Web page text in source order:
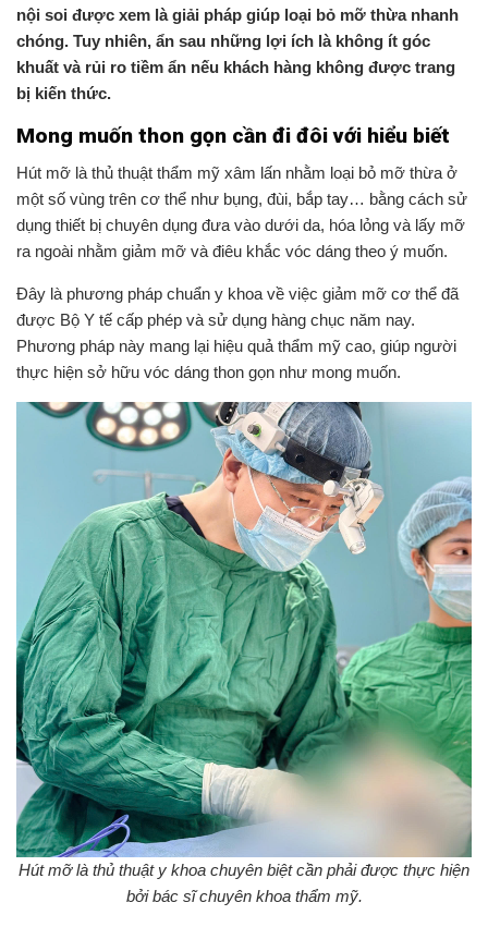
nội soi được xem là giải pháp giúp loại bỏ mỡ thừa nhanh
chóng. Tuy nhiên, ẩn sau những lợi ích là không ít góc
khuất và rủi ro tiềm ẩn nếu khách hàng không được trang
bị kiến thức.
Mong muốn thon gọn cần đi đôi với hiểu biết
Hút mỡ là thủ thuật thẩm mỹ xâm lấn nhằm loại bỏ mỡ thừa ở
một số vùng trên cơ thể như bụng, đùi, bắp tay… bằng cách sử
dụng thiết bị chuyên dụng đưa vào dưới da, hóa lỏng và lấy mỡ
ra ngoài nhằm giảm mỡ và điêu khắc vóc dáng theo ý muốn.
Đây là phương pháp chuẩn y khoa về việc giảm mỡ cơ thể đã
được Bộ Y tế cấp phép và sử dụng hàng chục năm nay.
Phương pháp này mang lại hiệu quả thẩm mỹ cao, giúp người
thực hiện sở hữu vóc dáng thon gọn như mong muốn.
Hút mỡ là thủ thuật y khoa chuyên biệt cần phải được thực hiện
bởi bác sĩ chuyên khoa thẩm mỹ.